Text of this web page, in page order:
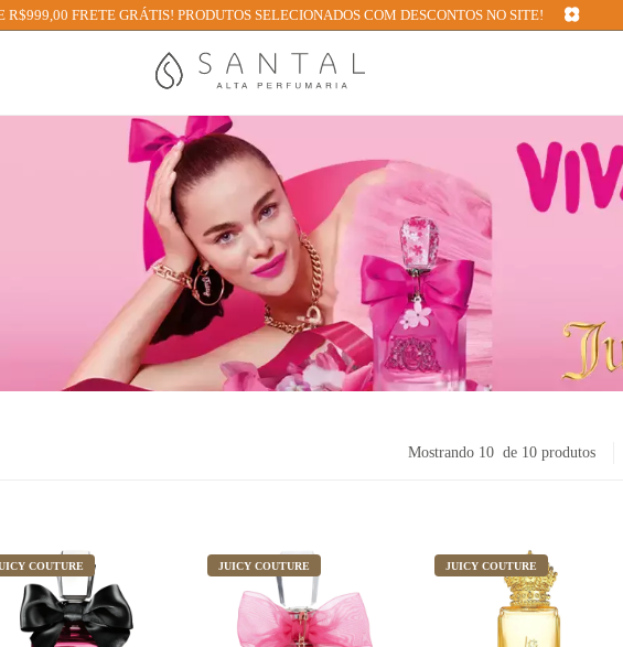
R$999,00 FRETE GRÁTIS! PRODUTOS SELECIONADOS COM DESCONTOS NO SITE!
Mostrando 10 de 10 produtos
COUTURE JUICY COUTURE JUICY COUTURE